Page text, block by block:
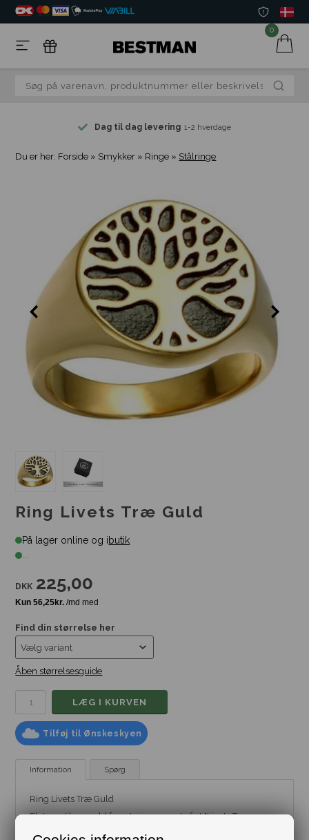
0
Dag til dag levering 1-2 hverdage
Du er her: Forside » Smykker » Ringe » Stålringe
Ring Livets Træ Guld
På lager online og ibutik
...
DKK 225,00
Find din størrelse her
Åben størrelsesguide
Tilføj til Ønskeskyen
Information Spørg
Ring Livets Træ Guld
Flot og stilren guld farvet ring præget af et "Livets Træ